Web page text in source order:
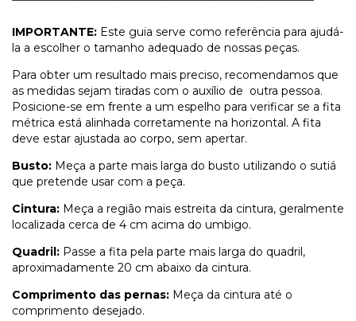
IMPORTANTE: Este guia serve como referência para ajudá-
la a escolher o tamanho adequado de nossas peças.
Para obter um resultado mais preciso, recomendamos que
as medidas sejam tiradas com o auxílio de outra pessoa.
Posicione-se em frente a um espelho para verificar se a fita
métrica está alinhada corretamente na horizontal. A fita
deve estar ajustada ao corpo, sem apertar.
Busto: Meça a parte mais larga do busto utilizando o sutiá
que pretende usar com a peça.
Cintura: Meça a região mais estreita da cintura, geralmente
localizada cerca de 4 cm acima do umbigo.
Quadril: Passe a fita pela parte mais larga do quadril,
aproximadamente 20 cm abaixo da cintura.
Comprimento das pernas: Meça da cintura até o
comprimento desejado.